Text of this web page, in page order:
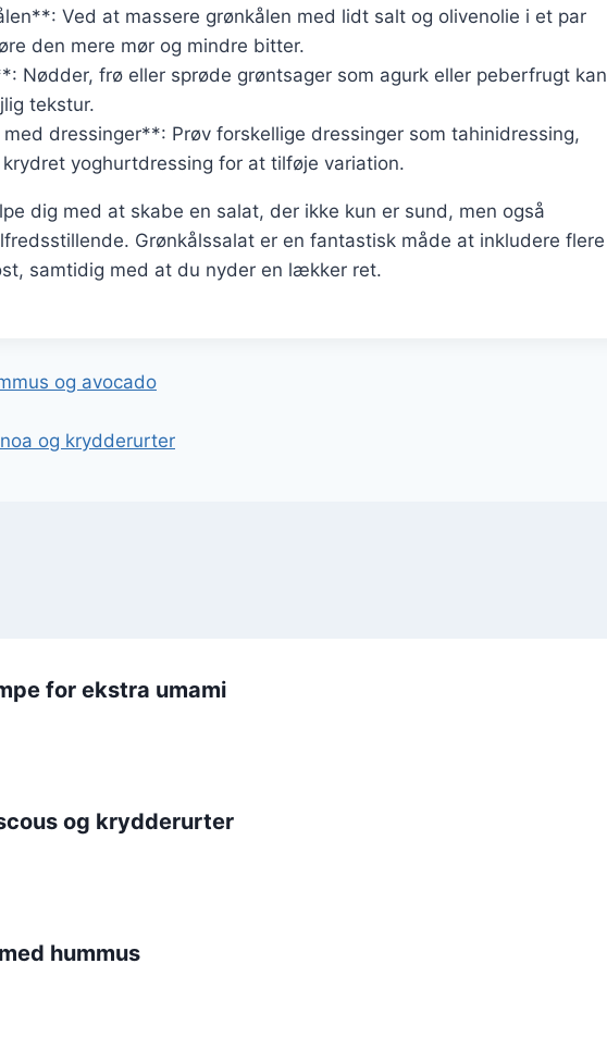
Ved at massere grønkålen med lidt salt og olivenolie i et par
den mere mør og mindre bitter.
Nødder, frø eller sprøde grøntsager som agurk eller peberfrugt kan
tekstur.
dressinger**: Prøv forskellige dressinger som tahinidressing,
yoghurtdressing for at tilføje variation.
dig med at skabe en salat, der ikke kun er sund, men også
Grønkålssalat er en fantastisk måde at inkludere flere
samtidig med at du nyder en lækker ret.
og avocado
og krydderurter
for ekstra umami
og krydderurter
hummus